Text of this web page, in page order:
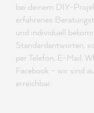
bei deinem DIY-
erfahrenes
und individuell
Standardantworten,
per Telefon, E-Mail,
Facebook – wir sind
erreichbar.